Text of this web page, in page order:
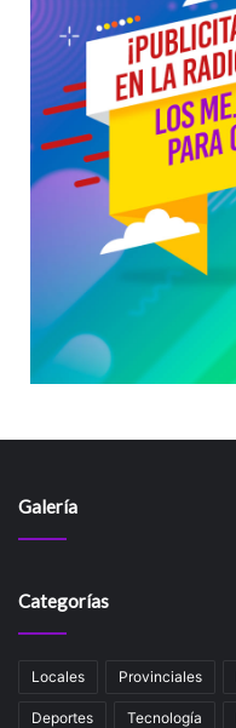
Galería
Categorías
Locales Provinciales
Deportes Tecnología